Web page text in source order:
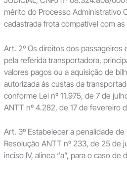
mérito do Processo Administrativo
cadastrada frota compatível com
Art. 2º Os direitos dos passageiros
pela referida transportadora,
valores pagos ou a aquisição de
autorizada às custas da
conforme Lei nº 11.975, de 7 de
ANTT nº 4.282, de 17 de fevereiro
Art. 3º Estabelecer a penalidade
Resolução ANTT nº 233, de 25 de
inciso IV, alínea “a”, para o caso de